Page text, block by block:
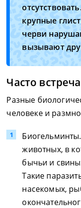
крупные
черви
вызывают
Часто
Разные
человеке и
животных, в
бычьи и
Такие
насекомых,